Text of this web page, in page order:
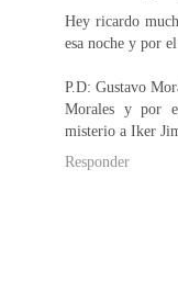
Hey ricardo
esa noche y por
P.D: Gustavo
Morales y por
misterio a Iker
Responder